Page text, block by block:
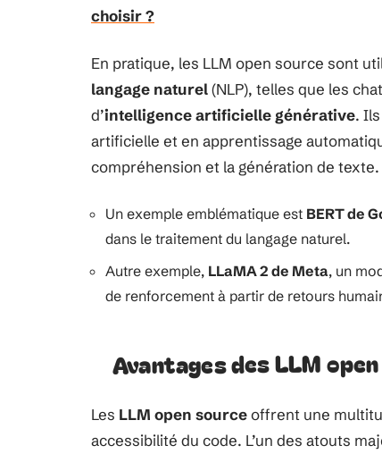
choisir ?
En pratique, les LLM open source sont
langage naturel(NLP), telles que les
d’intelligence artificielle générative.
artificielle et en apprentissage
compréhension et la génération de texte.
Un exemple emblématique est BERT de
dans le traitement du langage naturel.
Autre exemple, LLaMA 2 de Meta, un
de renforcement à partir de retours
Avantages des LLM
Les LLM open sourceoffrent une
accessibilité du code. L’un des atouts